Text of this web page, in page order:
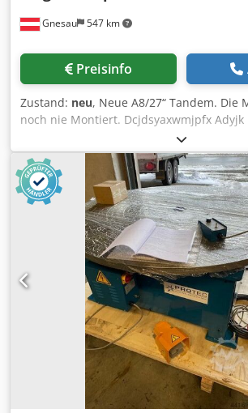
Gnesau 547 km
Preisinfo
Zustand: neu, Neue A8/27“ Tandem. Die
noch nie Montiert. Dcjdsyaxwmjpfx Adyjk